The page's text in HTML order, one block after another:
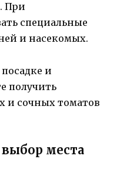
При
специальные
и насекомых.
и
получить
и сочных томатов
места